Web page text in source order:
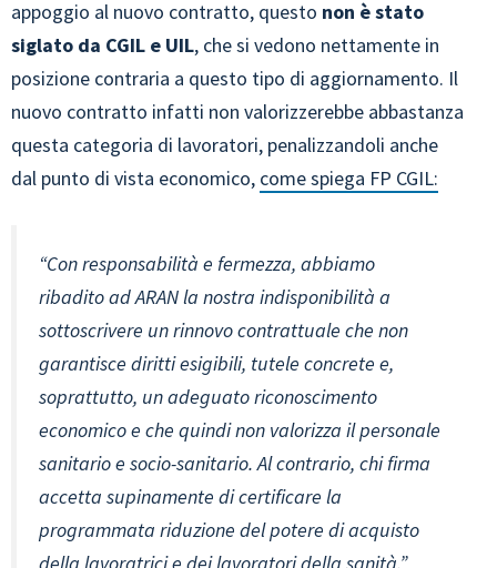
appoggio al nuovo contratto, questo non è stato
siglato da CGIL e UIL, che si vedono nettamente in
posizione contraria a questo tipo di aggiornamento. Il
nuovo contratto infatti non valorizzerebbe abbastanza
questa categoria di lavoratori, penalizzandoli anche
dal punto di vista economico, come spiega FP CGIL:
“Con responsabilità e fermezza, abbiamo
ribadito ad ARAN la nostra indisponibilità a
sottoscrivere un rinnovo contrattuale che non
garantisce diritti esigibili, tutele concrete e,
soprattutto, un adeguato riconoscimento
economico e che quindi non valorizza il personale
sanitario e socio-sanitario. Al contrario, chi firma
accetta supinamente di certificare la
programmata riduzione del potere di acquisto
della lavoratrici e dei lavoratori della sanità.”